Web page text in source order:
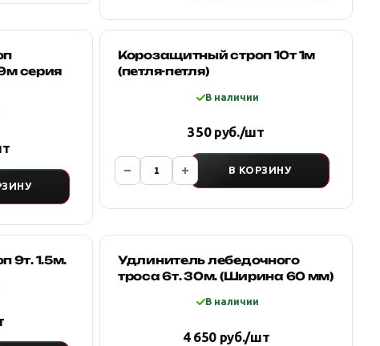
серия
Корозащитный строп 10т 1м
(петля-петля)
В наличии
350 руб./шт
В КОРЗИНУ
9т. 1.5м.
Удлинитель лебедочного
троса 6т. 30м. (Ширина 60 мм)
В наличии
4 650 руб./шт